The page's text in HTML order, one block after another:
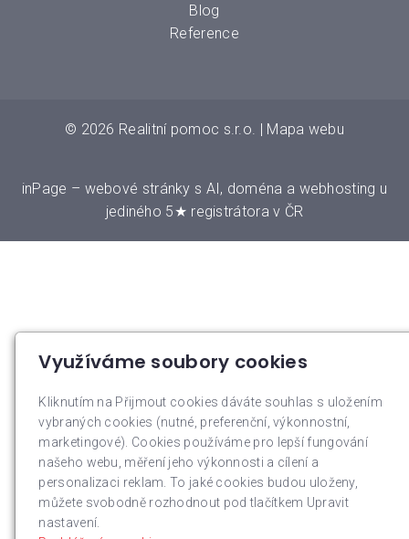
Blog
Reference
© 2026 Realitní pomoc s.r.o. | Mapa webu
inPage – webové stránky s AI, doména a webhosting u
jediného 5★ registrátora v ČR
Využíváme soubory cookies
Kliknutím na Přijmout cookies dáváte souhlas s uložením
vybraných cookies (nutné, preferenční, výkonnostní,
marketingové). Cookies používáme pro lepší fungování
našeho webu, měření jeho výkonnosti a cílení a
personalizaci reklam. To jaké cookies budou uloženy,
můžete svobodně rozhodnout pod tlačítkem Upravit
nastavení.